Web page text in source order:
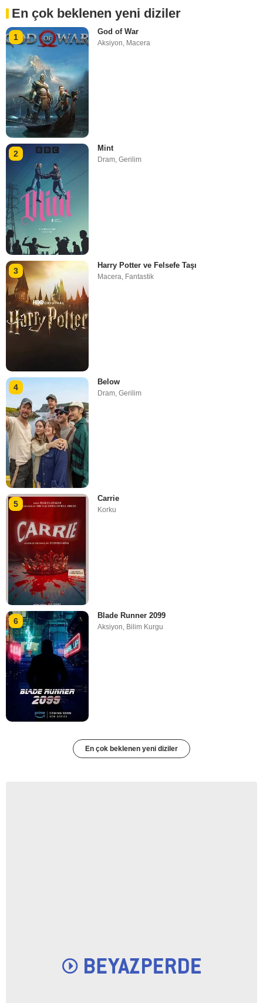
En çok beklenen yeni diziler
1
God of War
Aksiyon, Macera
2
Mint
Dram,Gerilim
3
Harry Potter ve Felsefe Taşı
Macera Fantastik
4
Below
Dram,Gerilim
5
Carrie
Korku
6
Blade Runner 2099
Aksiyon Bilim Kurgu
En çok beklenen yeni diziler